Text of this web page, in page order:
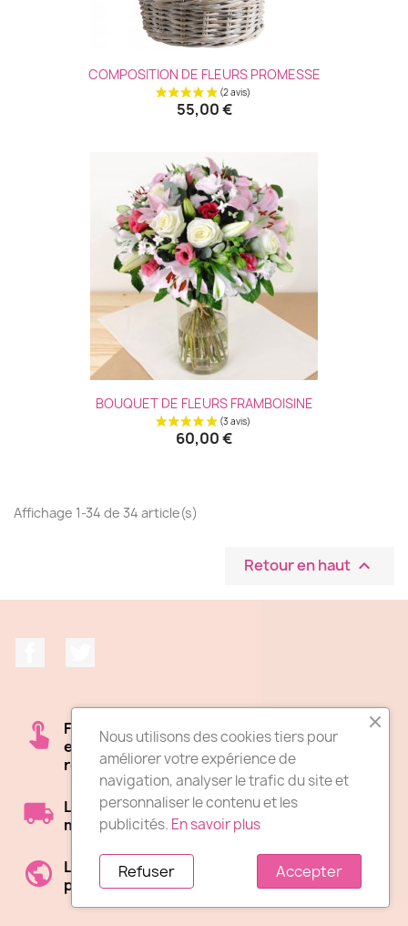
COMPOSITION DE FLEURS PROMESSE
55,00 €
BOUQUET DE FLEURS FRAMBOISINE
60,00 €
Affichage 1-34 de 34 article(s)
Retour en haut 
Frais de livraison 12.90€. La livraison est
effectuée par un artisan fleuriste de notre
réseau.
Les horaires de livraison : Livraison le jour
même du lundi au dimanche matin
Lieu de livraison : La livraison est possible
partout en France et dans le Monde
Nous utilisons des cookies tiers pour
améliorer votre expérience de
navigation, analyser le trafic du site et
personnaliser le contenu et les
publicités. En savoir plus
Accepter
Refuser